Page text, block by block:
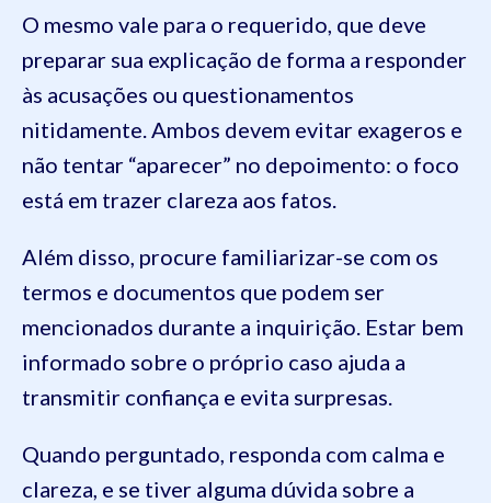
O mesmo vale para o requerido, que deve
preparar sua explicação de forma a responder
às acusações ou questionamentos
nitidamente. Ambos devem evitar exageros e
não tentar “aparecer” no depoimento: o foco
está em trazer clareza aos fatos.
Além disso, procure familiarizar-se com os
termos e documentos que podem ser
mencionados durante a inquirição. Estar bem
informado sobre o próprio caso ajuda a
transmitir confiança e evita surpresas.
Quando perguntado, responda com calma e
clareza, e se tiver alguma dúvida sobre a